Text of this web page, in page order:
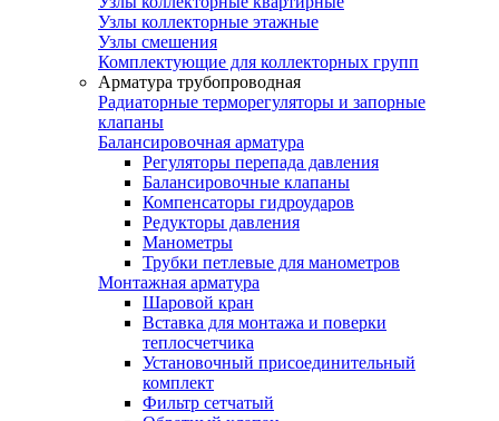
Узлы коллекторные этажные
Узлы смешения
Комплектующие для коллекторных групп
Арматура трубопроводная
Радиаторные терморегуляторы и запорные
клапаны
Балансировочная арматура
Регуляторы перепада давления
Балансировочные клапаны
Компенсаторы гидроударов
Редукторы давления
Манометры
Трубки петлевые для манометров
Монтажная арматура
Шаровой кран
Вставка для монтажа и поверки
теплосчетчика
Установочный присоединительный
комплект
Фильтр сетчатый